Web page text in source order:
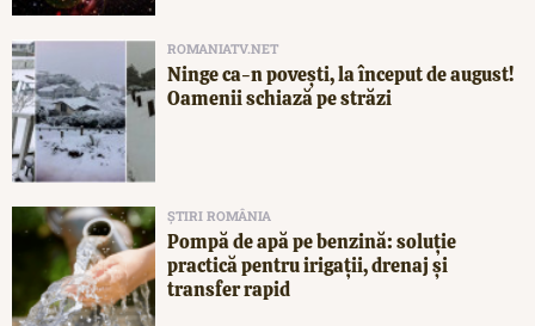
ROMANIATV.NET
Ninge ca-n povești, la început de august!
Oamenii schiază pe străzi
ȘTIRI ROMÂNIA
Pompă de apă pe benzină: soluție
practică pentru irigații, drenaj și
transfer rapid